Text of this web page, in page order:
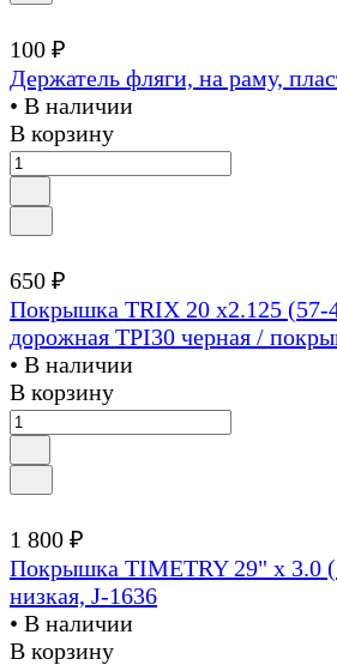
100 ₽
Держатель фляги, на раму,
• В наличии
В корзину
650 ₽
Покрышка TRIX 20 х2.125 (57-
дорожная TPI30 черная /
• В наличии
В корзину
1 800 ₽
Покрышка TIMETRY 29" х 3.0
низкая, J-1636
• В наличии
В корзину